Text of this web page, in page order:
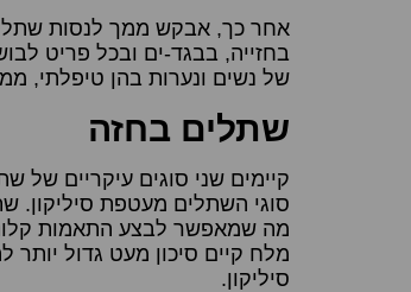
אחר כך, אבקש ממך לנסות
בחזייה, בבגד-ים ובכל פריט
של נשים ונערות בהן טיפלתי,
שתלים בחזה
קיימים שני סוגים עיקריים של
סוגי השתלים מעטפת סיליקון.
מה שמאפשר לבצע התאמות
מלח קיים סיכון מעט גדול יותר
סיליקון.